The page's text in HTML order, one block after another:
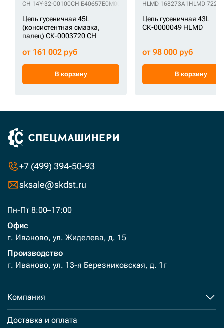
CH 14Y-32-00100CH E40657E0M00045 CH KM2095/45CH VE4065E745
Цепь гусеничная 45L
(консистентная смазка,
палец) СК-0003720 CH
от 161 002 руб
В корзину
HLMD 168273A1 HLMD
Цепь гусеничная 43L
СК-0000049 HLMD
от 98 000 руб
В корзину
+7 (499) 394-50-93
sksale@skdst.ru
Пн-Пт 8:00–17:00
Офис
г. Иваново, ул. Жиделева, д. 15
Производство
г. Иваново, ул. 13-я Березниковская, д. 1г
Компания
Доставка и оплата